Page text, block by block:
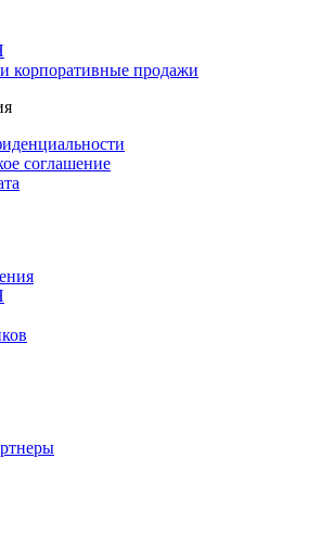
корпоративные продажи
соглашение